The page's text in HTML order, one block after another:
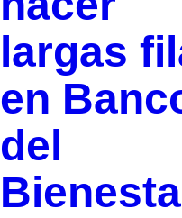
largas
en
del